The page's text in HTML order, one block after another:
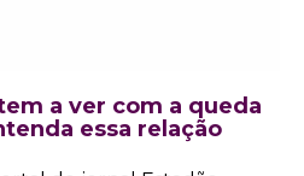
a ver com a queda
essa relação